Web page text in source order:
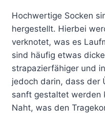
Hochwertige Socken
hergestellt. Hierbei
verknotet, was es
sind häufig etwas
strapazierfähiger und
jedoch darin, dass der
sanft gestaltet werden
Naht, was den